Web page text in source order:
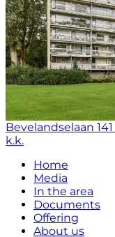
Bevelandselaan 141
k.k.
Home
Media
In the area
Documents
Offering
About us